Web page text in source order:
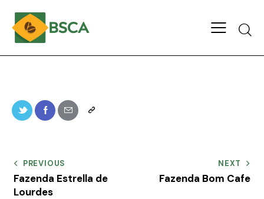
PREVIOUS
Fazenda Estrella de
Lourdes
NEXT
Fazenda Bom Cafe